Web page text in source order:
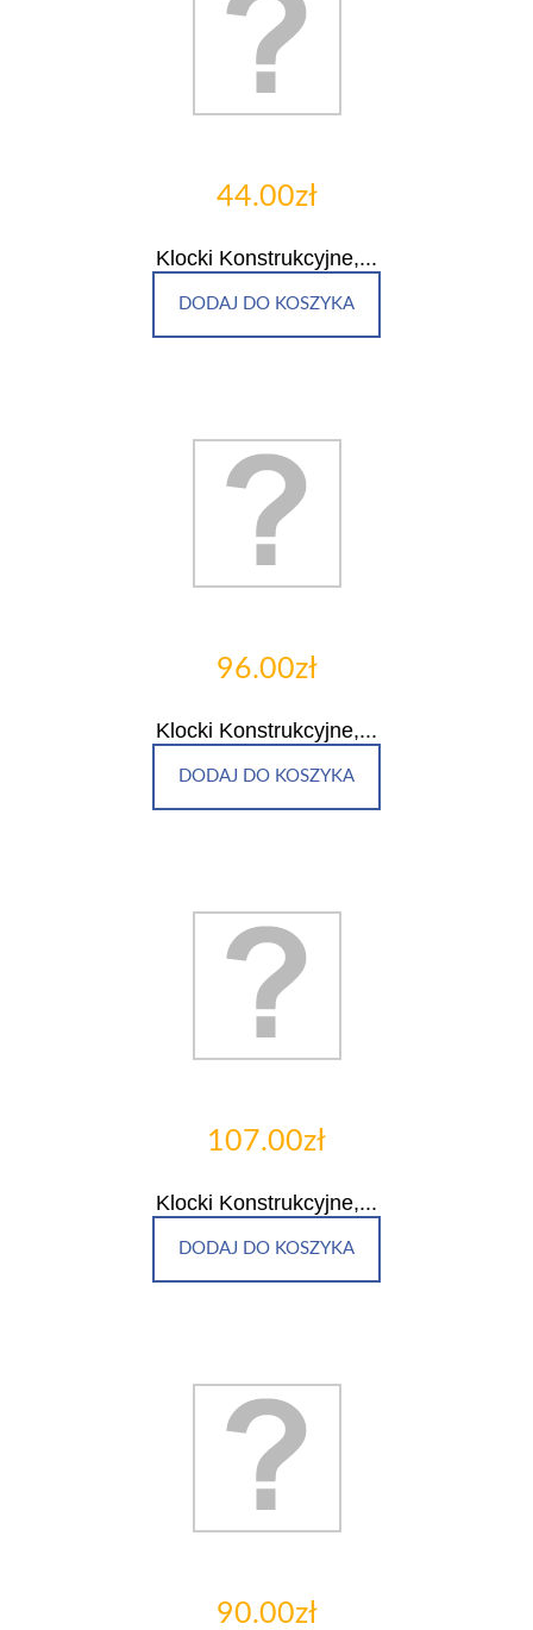
44.00zł
Klocki Konstrukcyjne,...
DODAJ DO KOSZYKA
96.00zł
Klocki Konstrukcyjne,...
DODAJ DO KOSZYKA
107.00zł
Klocki Konstrukcyjne,...
DODAJ DO KOSZYKA
90.00zł